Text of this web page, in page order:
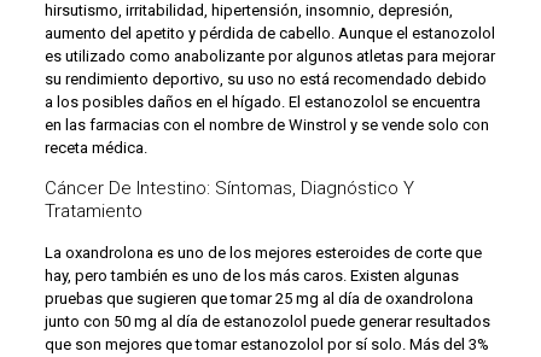
hirsutismo, irritabilidad, hipertensión, insomnio, depresión,
aumento del apetito y pérdida de cabello. Aunque el estanozolol
es utilizado como anabolizante por algunos atletas para mejorar
su rendimiento deportivo, su uso no está recomendado debido
a los posibles daños en el hígado. El estanozolol se encuentra
en las farmacias con el nombre de Winstrol y se vende solo con
receta médica.
Cáncer De Intestino: Síntomas, Diagnóstico Y
Tratamiento
La oxandrolona es uno de los mejores esteroides de corte que
hay, pero también es uno de los más caros. Existen algunas
pruebas que sugieren que tomar 25 mg al día de oxandrolona
junto con 50 mg al día de estanozolol puede generar resultados
que son mejores que tomar estanozolol por sí solo. Más del 3%